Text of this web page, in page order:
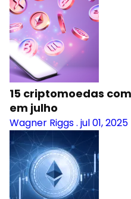
15 criptomoedas
em julho
Wagner Riggs. jul 01, 2025